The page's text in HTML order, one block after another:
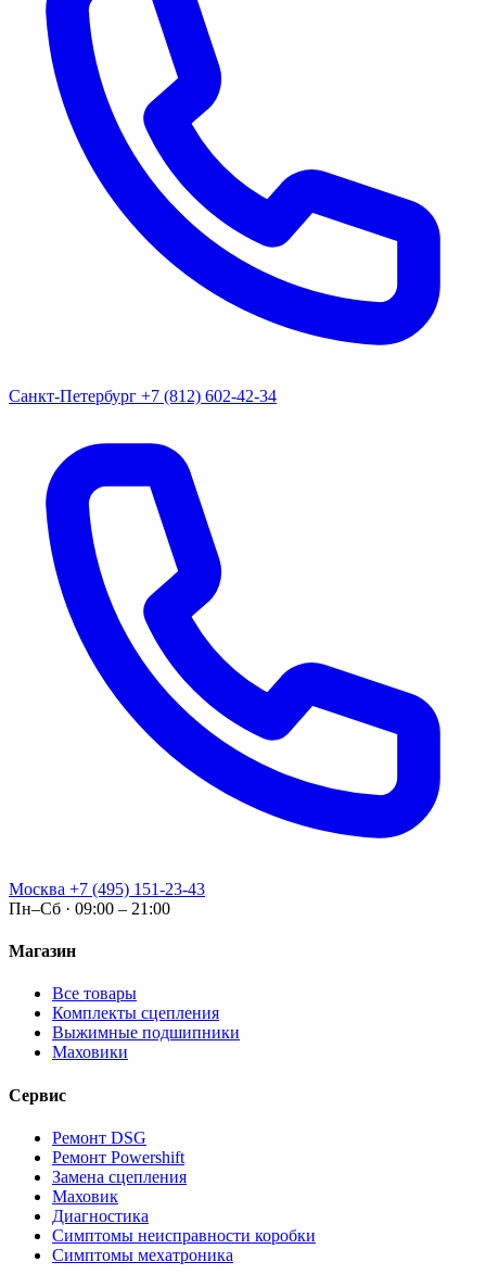
Санкт-Петербург +7 (812) 602-42-34
Москва +7 (495) 151-23-43
Пн–Сб · 09:00 – 21:00
Магазин
Все товары
Комплекты сцепления
Выжимные подшипники
Маховики
Сервис
Ремонт DSG
Ремонт Powershift
Замена сцепления
Маховик
Диагностика
Симптомы неисправности коробки
Симптомы мехатроника